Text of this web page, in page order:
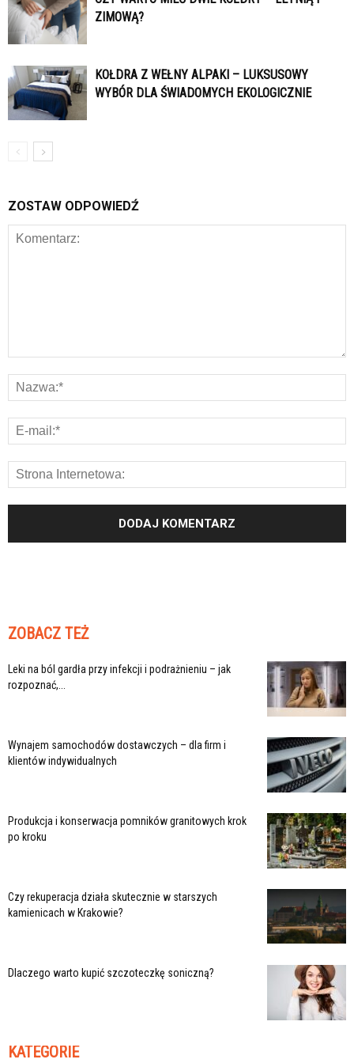
ZIMOWĄ?
KOŁDRA Z WEŁNY ALPAKI – LUKSUSOWY
WYBÓR DLA ŚWIADOMYCH EKOLOGICZNIE
ZOSTAW ODPOWIEDŹ
ZOBACZ TEŻ
Leki na ból gardła przy infekcji i podrażnieniu – jak
rozpoznać,...
Wynajem samochodów dostawczych – dla firm i
klientów indywidualnych
Produkcja i konserwacja pomników granitowych krok
po kroku
Czy rekuperacja działa skutecznie w starszych
kamienicach w Krakowie?
Dlaczego warto kupić szczoteczkę soniczną?
KATEGORIE